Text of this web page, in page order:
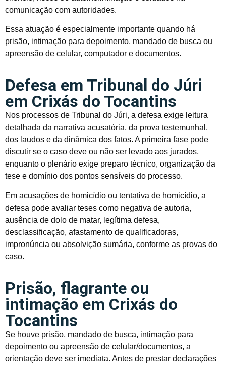
comunicação com autoridades.
Essa atuação é especialmente importante quando há
prisão, intimação para depoimento, mandado de busca ou
apreensão de celular, computador e documentos.
Defesa em Tribunal do Júri
em Crixás do Tocantins
Nos processos de Tribunal do Júri, a defesa exige leitura
detalhada da narrativa acusatória, da prova testemunhal,
dos laudos e da dinâmica dos fatos. A primeira fase pode
discutir se o caso deve ou não ser levado aos jurados,
enquanto o plenário exige preparo técnico, organização da
tese e domínio dos pontos sensíveis do processo.
Em acusações de homicídio ou tentativa de homicídio, a
defesa pode avaliar teses como negativa de autoria,
ausência de dolo de matar, legítima defesa,
desclassificação, afastamento de qualificadoras,
impronúncia ou absolvição sumária, conforme as provas do
caso.
Prisão, flagrante ou
intimação em Crixás do
Tocantins
Se houve prisão, mandado de busca, intimação para
depoimento ou apreensão de celular/documentos, a
orientação deve ser imediata. Antes de prestar declarações